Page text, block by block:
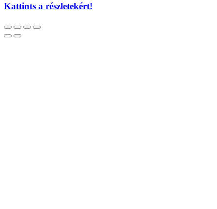
Kattints a részletekért!